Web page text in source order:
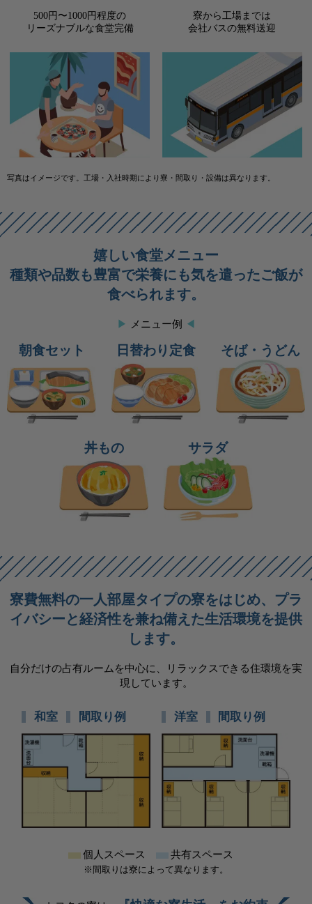
500円〜1000円程度の
リーズナブルな食堂完備
寮から工場までは
会社バスの無料送迎
写真はイメージです。工場・入社時期により寮・間取り・設備は異なります。
嬉しい食堂メニュー
種類や品数も豊富で栄養にも気を遣ったご飯が
食べられます。
▶ メニュー例 ◀
朝食セット 日替わり定食 そば・うどん
丼もの サラダ
寮費無料の一人部屋タイプの寮をはじめ、 プラ
イバシーと経済性を兼ね備えた生活環境を提供
します。
自分だけの占有ルームを中心に、リラックスできる住環境を実
現しています。
和室 間取り例 洋室 間取り例
個人スペース 共有スペース
※間取りは寮によって異なります。